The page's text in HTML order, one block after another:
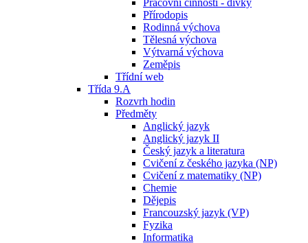
Pracovní činnosti - dívky
Přírodopis
Rodinná výchova
Tělesná výchova
Výtvarná výchova
Zeměpis
Třídní web
Třída 9.A
Rozvrh hodin
Předměty
Anglický jazyk
Anglický jazyk II
Český jazyk a literatura
Cvičení z českého jazyka (NP)
Cvičení z matematiky (NP)
Chemie
Dějepis
Francouzský jazyk (VP)
Fyzika
Informatika